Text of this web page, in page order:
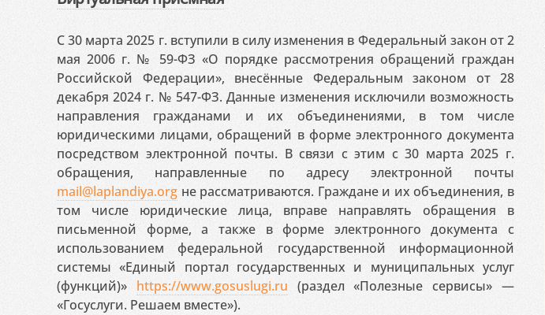
С 30 марта 2025 г. вступили в силу изменения в Федеральный закон от 2
мая 2006 г. № 59-ФЗ «О порядке рассмотрения обращений граждан
Российской Федерации», внесённые Федеральным законом от 28
декабря 2024 г. № 547-ФЗ. Данные изменения исключили возможность
направления гражданами и их объединениями, в том числе
юридическими лицами, обращений в форме электронного документа
посредством электронной почты. В связи с этим с 30 марта 2025 г.
обращения, направленные по адресу электронной почты
mail@laplandiya.org не рассматриваются. Граждане и их объединения, в
том числе юридические лица, вправе направлять обращения в
письменной форме, а также в форме электронного документа с
использованием федеральной государственной информационной
системы «Единый портал государственных и муниципальных услуг
(функций)» https://www.gosuslugi.ru (раздел «Полезные сервисы» —
«Госуслуги. Решаем вместе»).